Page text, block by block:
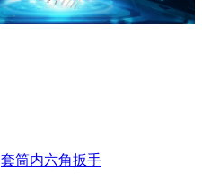
套筒内六角扳手